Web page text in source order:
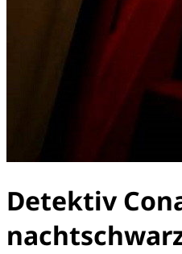
Detektiv